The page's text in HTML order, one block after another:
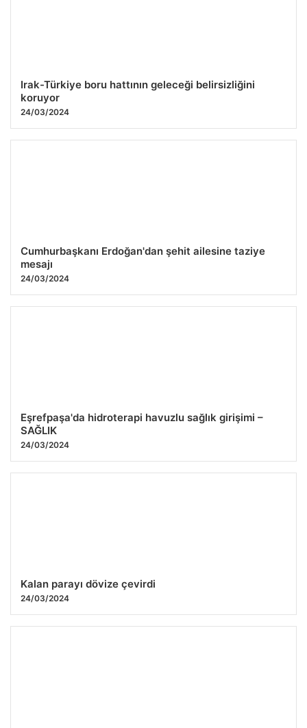
Irak-Türkiye boru hattının geleceği belirsizliğini
koruyor
24/03/2024
Cumhurbaşkanı Erdoğan'dan şehit ailesine taziye
mesajı
24/03/2024
Eşrefpaşa'da hidroterapi havuzlu sağlık girişimi –
SAĞLIK
24/03/2024
Kalan parayı dövize çevirdi
24/03/2024